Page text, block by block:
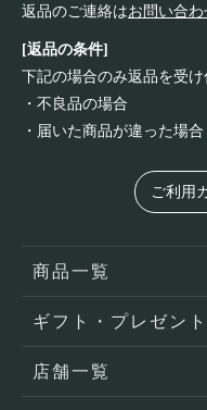
返品のご連絡はお問い合
[返品の条件]
下記の場合のみ返品を受け
・不良品の場合
・届いた商品が違った場合
ご利用
商品一覧
ギフト・プレゼント
店舗一覧